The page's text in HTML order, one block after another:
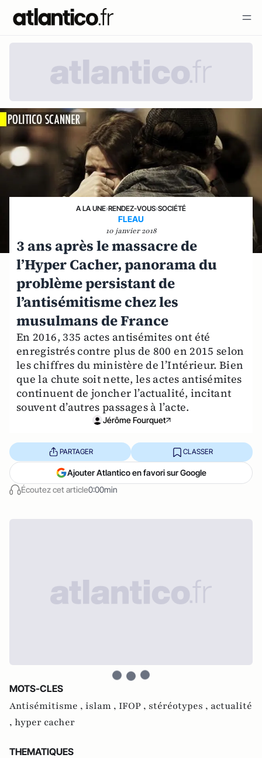
A LA UNE›RENDEZ-VOUS›SOCIÉTÉ
FLEAU
10 janvier 2018
3 ans après le massacre de
l’Hyper Cacher, panorama du
problème persistant de
l’antisémitisme chez les
musulmans de France
En 2016, 335 actes antisémites ont été
enregistrés contre plus de 800 en 2015 selon
les chiffres du ministère de l’Intérieur. Bien
que la chute soit nette, les actes antisémites
continuent de joncher l’actualité, incitant
souvent d’autres passages à l’acte.
Jérôme Fourquet
Écoutez cet article0:00min
PARTAGER CLASSER
Ajouter Atlantico en favori sur Google
MOTS-CLES
Antisémitisme , islam , IFOP , stéréotypes , actualité
, hyper cacher
THEMATIQUES